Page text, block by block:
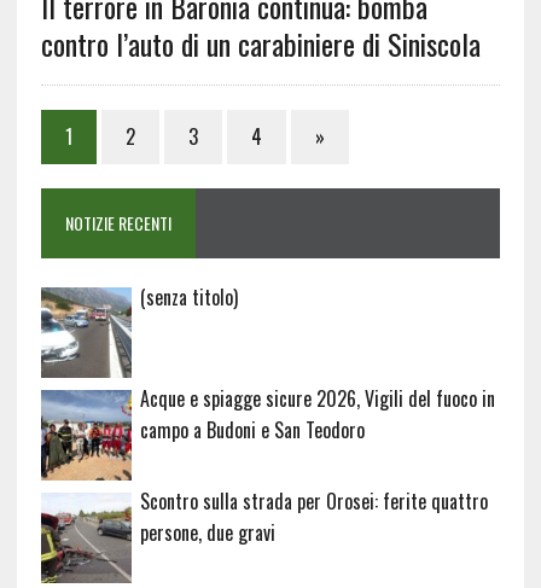
contro l’auto di un carabiniere di Siniscola
1 2 3 4 »
NOTIZIE RECENTI
(senza titolo)Articolo
Acque e spiagge sicure 2026, Vigili del fuoco in
campo a Budoni e San Teodoro
Scontro sulla strada per Orosei: ferite quattro
persone, due gravi